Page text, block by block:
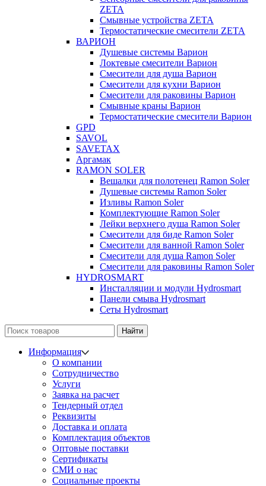
ZETA
Смывные устройства ZETA
Термостатические смесители ZETA
ВАРИОН
Душевые системы Варион
Локтевые смесители Варион
Смесители для душа Варион
Смесители для кухни Варион
Смесители для раковины Варион
Смывные краны Варион
Термостатические смесители Варион
GPD
SAVOL
SAVETAX
Аргамак
RAMON SOLER
Вешалки для полотенец Ramon Soler
Душевые системы Ramon Soler
Изливы Ramon Soler
Комплектующие Ramon Soler
Лейки верхнего душа Ramon Soler
Смесители для биде Ramon Soler
Смесители для ванной Ramon Soler
Смесители для душа Ramon Soler
Смесители для раковины Ramon Soler
HYDROSMART
Инсталляции и модули Hydrosmart
Панели смыва Hydrosmart
Сеты Hydrosmart
Найти
Информация
О компании
Сотрудничество
Услуги
Заявка на расчет
Тендерный отдел
Реквизиты
Доставка и оплата
Комплектация объектов
Оптовые поставки
Сертификаты
СМИ о нас
Социальные проекты